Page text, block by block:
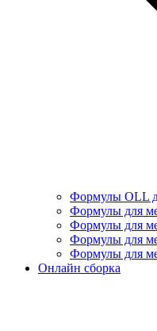
Формулы OLL
Формулы для
Формулы для
Формулы для
Формулы для
Онлайн сборка